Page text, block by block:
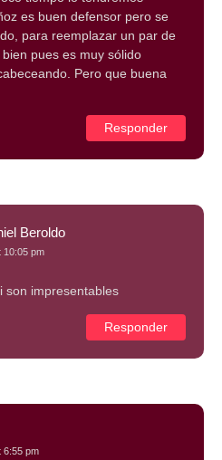
es buen defensor pero se
para reemplazar un par de
pues es muy sólido
Pero que buena
Responder
Beroldo
10:05 pm
son impresentables
Responder
6:55 pm